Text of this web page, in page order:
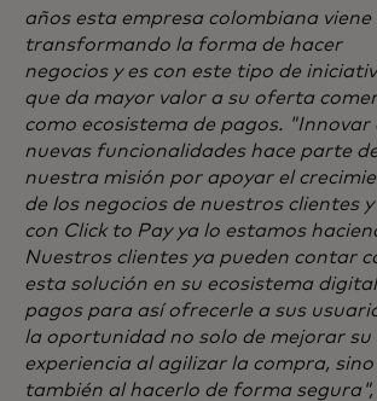
años esta empresa colombiana viene
transformando la forma de hacer
negocios y es con este tipo de
que da mayor valor a su oferta
como ecosistema de pagos. "Innovar
nuevas funcionalidades hace parte
nuestra misión por apoyar el
de los negocios de nuestros clientes y
con Click to Pay ya lo estamos
Nuestros clientes ya pueden contar
esta solución en su ecosistema
pagos para así ofrecerle a sus
la oportunidad no solo de mejorar su
experiencia al agilizar la compra, sino
también al hacerlo de forma segura",